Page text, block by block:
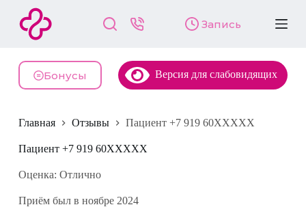
й
и
у
и
Запись
Бонусы Версия для слабовидящих
Главная Отзывы Пациент +7 919 60XXXXX
Пациент +7 919 60XXXXX
Оценка: Отлично
Приём был в ноябре 2024